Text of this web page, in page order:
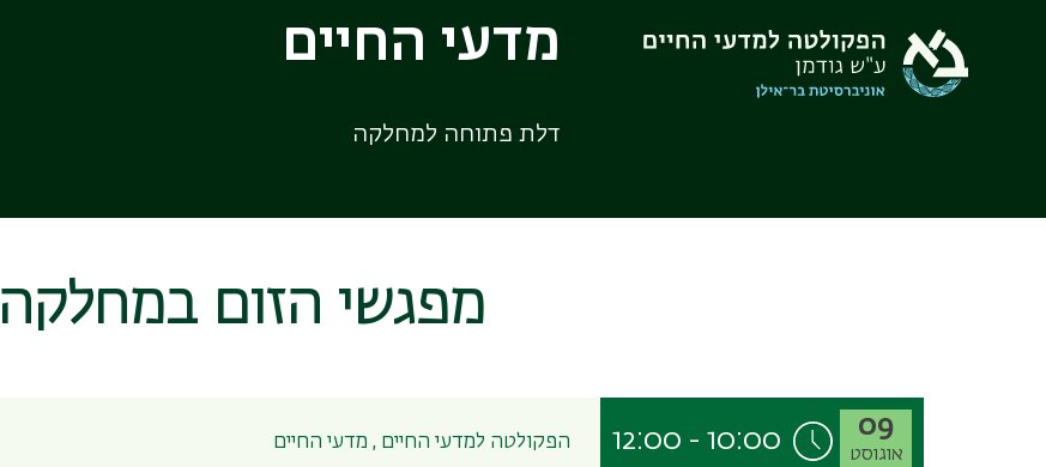
מדעי החיים
דלת פתוחה למחלקה
מפגשי הזום במחלקה
09
אוגוסט 10:00
-
12:00 הפקולטה למדעי החיים , מדעי החיים